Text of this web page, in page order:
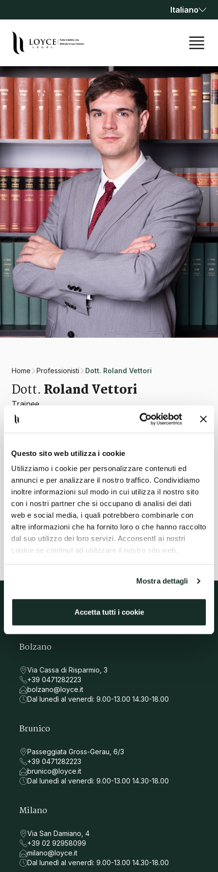
Questo sito web utilizza i cookie
Utilizziamo i cookie per personalizzare contenuti ed
annunci e per analizzare il nostro traffico. Condividiamo
inoltre informazioni sul modo in cui utilizza il nostro sito
con i nostri partner che si occupano di analisi dei dati
web e social media, i quali potrebbero combinarle con
altre informazioni che ha fornito loro o che hanno raccolto
dal suo utilizzo dei loro servizi. AcconsentI ai nostri
cookie se continuI ad utilizzare il nostro sito web.
Mostra dettagli
Accetta tutti i cookie
Italiano
Home Professionisti Dott. Roland Vettori
Dott. Roland Vettori
Trainee
Vuoi fissare una consulenza?
Contatta lo studio per richiedere informazioni o per
fissare un incontro.
CONTATTACI
Legal
Bolzano
Via Cassa di Risparmio, 3
+39 0471282223
bolzano@loyce.it
Dal lunedì al venerdì: 9.00-13.00 14.30-18.00
Brunico
Passeggiata Gross-Gerau, 6/3
+39 0471282223
brunico@loyce.it
Dal lunedì al venerdì: 9.00-13.00 14.30-18.00
Milano
Via San Damiano, 4
+39 02 92958099
milano@loyce.it
Dal lunedì al venerdì: 9.00-13.00 14.30-18.00